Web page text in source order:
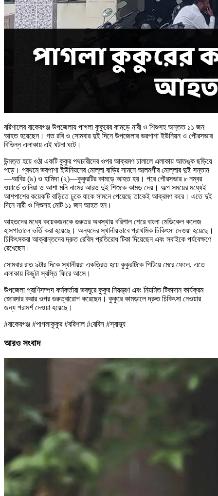
বরিশালের বাকেরগঞ্জ উপজেলায় পাগলা কুকুরের কামড়ে নারী ও শিশুসহ অন্তত ১১ জন
আহত হয়েছেন। গত রবি ও সোমবার দুই দিনে উপজেলার ভরপাশা ইউনিয়ন ও পৌরসভার
বিভিন্ন এলাকায় এই ঘটনা ঘটে।
উন্মত্ত হয়ে ওঠা একটি কুকুর পথচারীদের ওপর আক্রমণ চালালে এলাকায় আতঙ্ক ছড়িয়ে
পড়ে। প্রথমে ভরপাশা ইউনিয়নের মোল্লা বাড়ির সামনে আলমগীর মোল্লার দুই সন্তান
—আবির (৯) ও হামিদা (২)—কুকুরটির কামড়ে আহত হয়। পরে পৌরসভার ৮ নম্বর
ওয়ার্ডে তানিয়া ও আশা মনি নামের আরও দুই শিশুকে কামড় দেয়। অল্প সময়ের মধ্যেই
আশপাশের কয়েকটি বাড়িতে ঢুকে যাকে সামনে পেয়েছে তাকেই আক্রমণ করে। এতে দুই
দিনে নারী ও শিশুসহ মোট ১১ জন আহত হন।
আহতদের মধ্যে কয়েকজনকে গুরুতর অবস্থায় বরিশাল শেরে বাংলা মেডিকেল কলেজ
হাসপাতালে ভর্তি করা হয়েছে। অন্যদের স্থানীয়ভাবে প্রাথমিক চিকিৎসা দেওয়া হয়েছে।
চিকিৎসকরা আক্রান্তদের দ্রুত রেবিস প্রতিরোধ টিকা দিয়েছেন এবং সবাইকে পর্যবেক্ষণে
রেখেছেন।
সোমবার রাত ৯টার দিকে স্থানীয়রা একত্রিত হয়ে কুকুরটিকে পিটিয়ে মেরে ফেলে, এতে
এলাকায় কিছুটা স্বস্তি ফিরে আসে।
উপজেলা প্রাণিসম্পদ কর্মকর্তারা ভবঘুরে কুকুর নিয়ন্ত্রণ এবং নিয়মিত টিকাদান কার্যক্রম
জোরদার করার ওপর গুরুত্বারোপ করেছেন। কুকুরে কামড়ালে দ্রুত চিকিৎসা নেওয়ার
জন্য পরামর্শ দেওয়া হয়েছে।
#বাকেরগঞ্জ #পাগলাকুকুর #বরিশাল #রেবিস #স্বাস্থ্য
আরও সংবাদ